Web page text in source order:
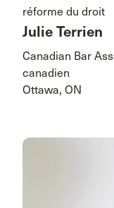
réforme du droit
Julie Terrien
Canadian Bar
canadien
Ottawa, ON